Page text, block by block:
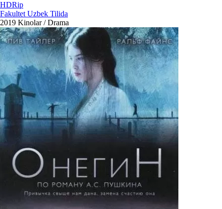
HDRip
Fakultet Uzbek Tilida
2019 Kinolar / Drama